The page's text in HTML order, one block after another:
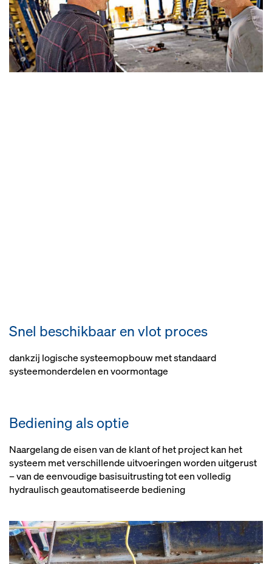
Snel beschikbaar en vlot proces
dankzij logische systeemopbouw met standaard
systeemonderdelen en voormontage
Bediening als optie
Naargelang de eisen van de klant of het project kan het
systeem met verschillende uitvoeringen worden uitgerust
– van de eenvoudige basisuitrusting tot een volledig
hydraulisch geautomatiseerde bediening